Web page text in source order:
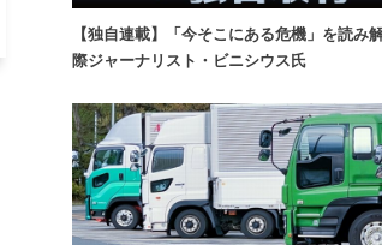
【独自連載】「今そこにある危機」を読
際ジャーナリスト・ビニシウス氏